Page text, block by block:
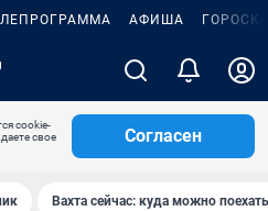
АФИША
cookie-
свое
Согласен
Вахта сейчас: куда можно